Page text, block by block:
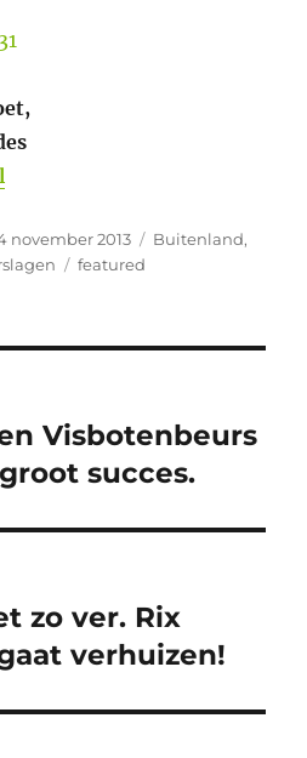
november 2013 Categorieën
Buitenland,
Tags
featured
Visbotenbeurs
succes.
zo ver. Rix
verhuizen!